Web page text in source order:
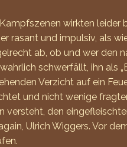
wirkten leider
und impulsiv, als
ab, ob und wer den
schwerfällt, ihn als
Verzicht auf ein
und nicht wenige
den
Ulrich Wiggers. Vor